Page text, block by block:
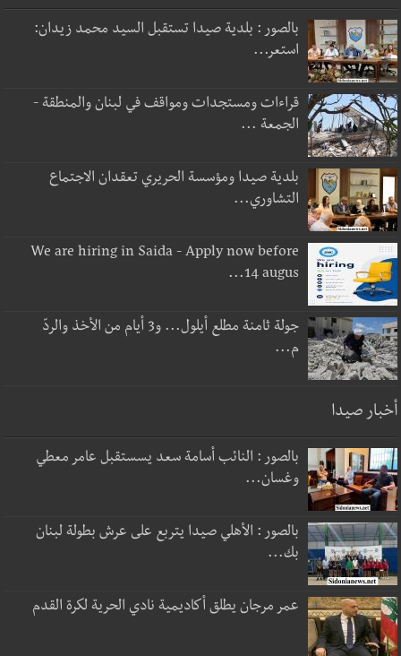
بالصور : بلدية صيدا تستقبل السيد محمد زيدان:
استعر...
قراءات ومستجدات ومواقف في لبنان والمنطقة -
الجمعة ...
بلدية صيدا ومؤسسة الحريري تعقدان الاجتماع
التشاوري...
We are hiring in Saida - Apply now before
14 augus...
جولة ثامنة مطلع أيلول... و3 أيام من الأخذ والردّ
م...
أخبار صيدا
بالصور : النائب أسامة سعد يسستقبل عامر معطي
وغسان...
بالصور : الأهلي صيدا يتربع على عرش بطولة لبنان
بك...
عمر مرجان يطلق أكاديمية نادي الحرية لكرة القدم